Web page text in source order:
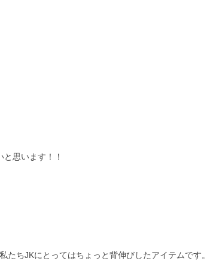
思います！！
たちJKにとってはちょっと背伸びしたアイテムです。